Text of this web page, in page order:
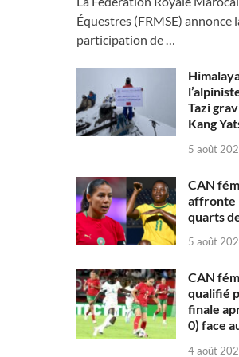
Équestres (FRMSE)
participation de …
Tazi
Kang
5 août
CAN
affronte
quarts
5 août
CAN
qualifié
finale
0) face
4 août